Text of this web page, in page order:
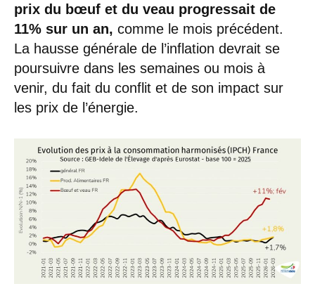
prix du bœuf et du veau progressait de
11% sur un an, comme le mois précédent.
La hausse générale de l’inflation devrait se
poursuivre dans les semaines ou mois à
venir, du fait du conflit et de son impact sur
les prix de l’énergie.